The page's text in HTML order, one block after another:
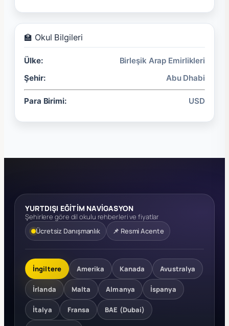
🏫 Okul Bilgileri
Ülke:
Birleşik Arap Emirlikleri
Şehir:
Abu Dhabi
Para Birimi: USD
YURTDIŞI EĞİTİM NAVİGASYON
Şehirlere göre dil okulu rehberleri ve fiyatlar
Ücretsiz Danışmanlık
📌 Resmi Acente
İngiltere Amerika Kanada Avustralya
İrlanda Malta Almanya İspanya
İtalya Fransa BAE (Dubai)